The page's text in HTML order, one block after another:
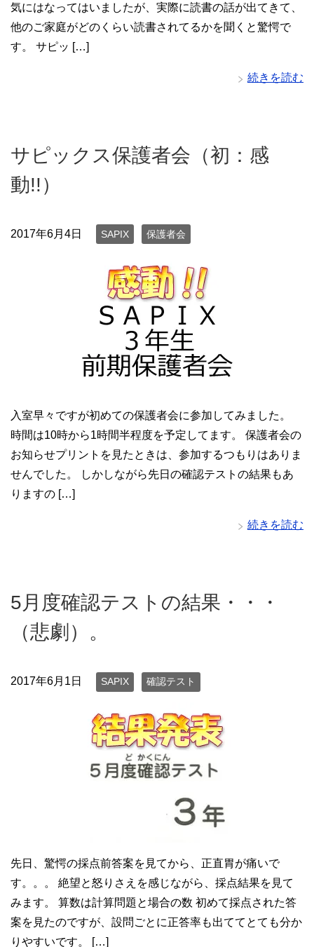
気にはなってはいましたが、実際に読書の話が出てきて、
他のご家庭がどのくらい読書されてるかを聞くと驚愕で
す。 サピッ […]
続きを読む
サピックス保護者会（初：感
動!!）
2017年6月4日 SAPIX 保護者会
入室早々ですが初めての保護者会に参加してみました。
時間は10時から1時間半程度を予定してます。 保護者会の
お知らせプリントを見たときは、参加するつもりはありま
せんでした。 しかしながら先日の確認テストの結果もあ
りますの […]
続きを読む
5月度確認テストの結果・・・
（悲劇）。
2017年6月1日 SAPIX 確認テスト
先日、驚愕の採点前答案を見てから、正直胃が痛いで
す。。。 絶望と怒りさえを感じながら、採点結果を見て
みます。 算数は計算問題と場合の数 初めて採点された答
案を見たのですが、設問ごとに正答率も出ててとても分か
りやすいです。 […]